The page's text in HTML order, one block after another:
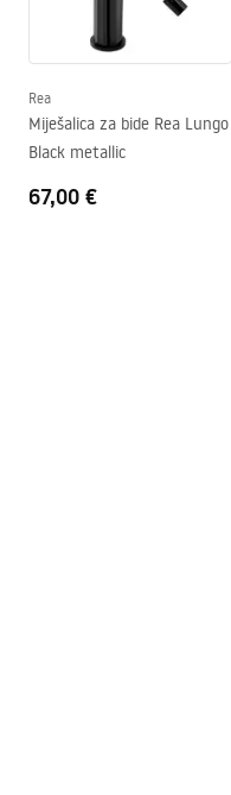
Max. protok vode
Jamstvo
Rea
Miješalica za bide Rea Lungo
Black metallic
67,00 €